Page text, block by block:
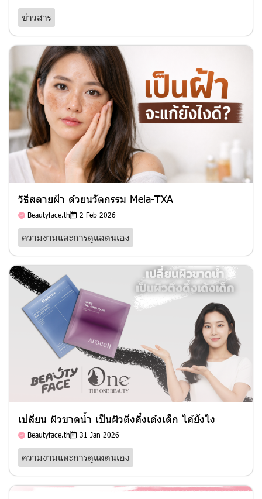
ข่าวสาร
วิธีสลายฝ้า ด้วยนวัตกรรม Mela-TXA
Beautyface.th 2 Feb 2026
ความงามและการดูแลตนเอง
เปลี่ยน ผิวขาดน้ำ เป็นผิวตึงดึ๋งเด้งเด็ก ได้ยังไง
Beautyface.th 31 Jan 2026
ความงามและการดูแลตนเอง